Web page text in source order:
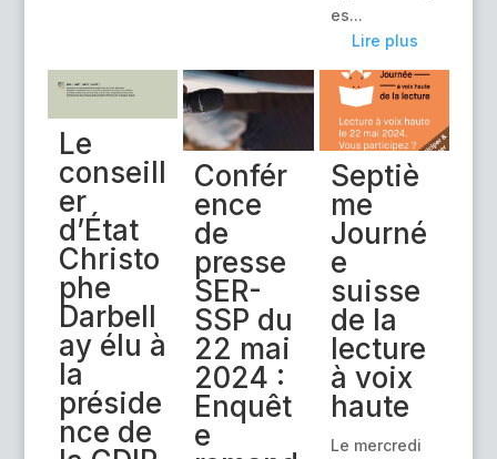
es...
Lire plus
Le
conseill
er
d’État
Christo
phe
Darbell
ay élu à
la
préside
nce de
Confér
ence
de
presse
SER-
SSP du
22 mai
2024 :
Enquêt
e
Septiè
me
Journé
e
suisse
de la
lecture
à voix
haute
Le mercredi